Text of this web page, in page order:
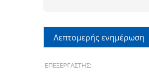
Λεπτομερής ενημέρωση
ΕΠΕΞΕΡΓΑΣΤΗΣ: